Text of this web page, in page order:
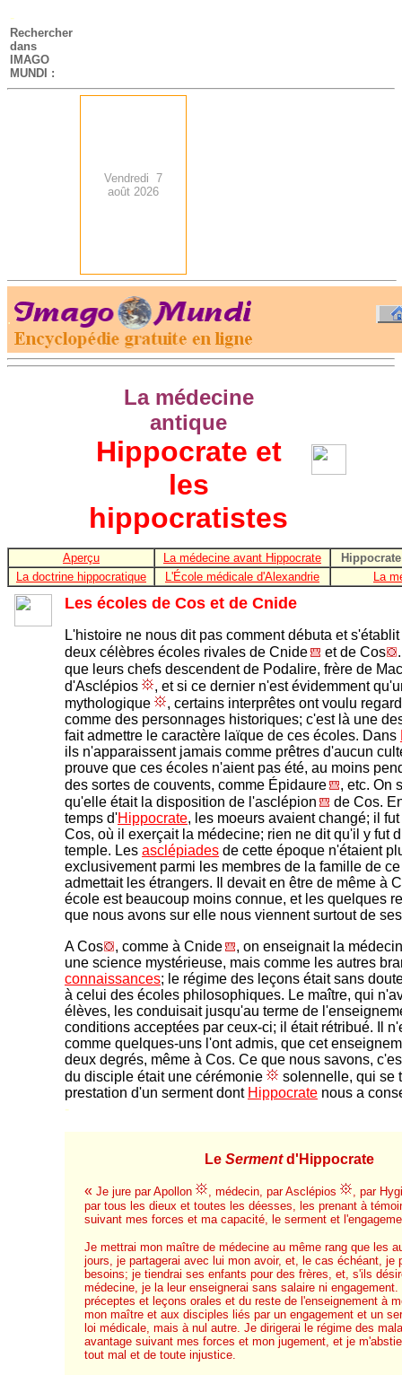
-
Rechercher
dans
IMAGO
MUNDI :
Vendredi 7
août 2026
.
La médecine
antique
Hippocrate et
les
hippocratistes
Aperçu La médecine avant Hippocrate
La doctrine hippocratique
L'École médicale d'Alexandrie La
Les écoles de Cos et de Cnide
L'histoire ne nous dit pas comment débuta et
deux célèbres écoles rivales de Cnide
et de Cos
que leurs chefs descendent de Podalire, frère de
d'Asclépios
, et si ce dernier n'est évidemment
mythologique
, certains interprêtes ont voulu
comme des personnages historiques; c'est là une
fait admettre le caractère laïque de ces écoles. Dans
ils n'apparaissent jamais comme prêtres d'aucun
prouve que ces écoles n'aient pas été, au moins
des sortes de couvents, comme Épidaure
, etc. On
qu'elle était la disposition de l'asclépion
de Cos.
temps d'Hippocrate, les moeurs avaient changé; il
Cos, où il exerçait la médecine; rien ne dit qu'il y fut
temple. Les asclépiades de cette époque n'étaient
exclusivement parmi les membres de la famille de
admettait les étrangers. Il devait en être de même à
école est beaucoup moins connue, et les quelques
que nous avons sur elle nous viennent surtout de
A Cos , comme à Cnide
, on enseignait la
une science mystérieuse, mais comme les autres
connaissances; le régime des leçons était sans
à celui des écoles philosophiques. Le maître, qui
élèves, les conduisait jusqu'au terme de
conditions acceptées par ceux-ci; il était rétribué. Il
comme quelques-uns l'ont admis, que cet
deux degrés, même à Cos. Ce que nous savons,
du disciple était une cérémonie
solennelle, qui se
prestation d'un serment dont Hippocrate nous a
-
Le Sermentd'Hippocrate
« Je jure par Apollon , médecin, par Asclépios
, par
par tous les dieux et toutes les déesses, les prenant à
suivant mes forces et ma capacité, le serment et
Je mettrai mon maître de médecine au même rang que les
jours, je partagerai avec lui mon avoir, et, le cas échéant, je
besoins; je tiendrai ses enfants pour des frères, et, s'ils
médecine, je la leur enseignerai sans salaire ni
préceptes et leçons orales et du reste de l'enseignement à
mon maître et aux disciples liés par un engagement et un
loi médicale, mais à nul autre. Je dirigerai le régime des
avantage suivant mes forces et mon jugement, et je
tout mal et de toute injustice.